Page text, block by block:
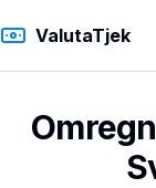
ValutaTjek